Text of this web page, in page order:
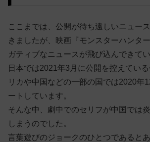
ここまでは、公開が待ち遠しいニュー
きましたが、映画『モンスターハンタ
ガティブなニュースが飛び込んできてい
日本では2021年3月に公開を控えてい
リカや中国などの一部の国では2020年
ートしています。
そんな中、劇中でのセリフが中国では
しまうのでした。
言葉遊びのジョークのひとつであると